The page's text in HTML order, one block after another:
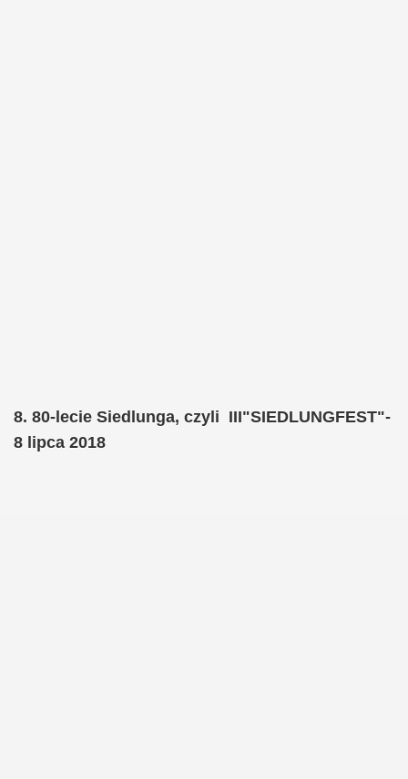
8. 80-lecie Siedlunga, czyli III"SIEDLUNGFEST"-
8 lipca 2018